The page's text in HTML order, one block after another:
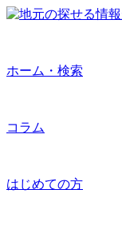
ホーム・検索
コラム
はじめての方